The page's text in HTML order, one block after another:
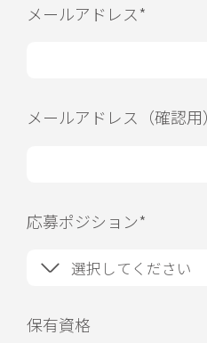
メールアドレス*
メールアドレス（確認
応募ポジション*
保有資格